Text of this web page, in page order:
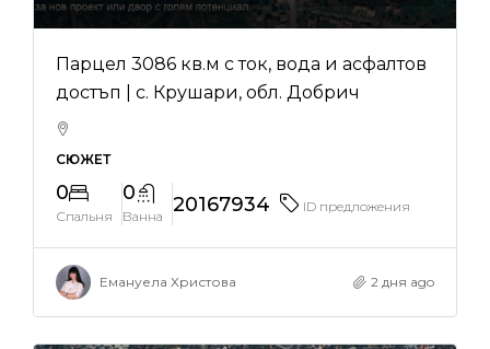
Парцел 3086 кв.м с ток, вода и асфалтов
достъп | с. Крушари, обл. Добрич
СЮЖЕТ
0
Спальня
0
Ванна 20167934 ID предложения
Емануела Христова 2 дня ago